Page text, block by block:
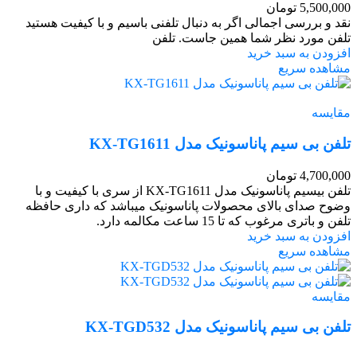
5,500,000 تومان
نقد و بررسی اجمالی اگر به دنبال تلفنی باسیم و با کیفیت هستید
تلفن مورد نظر شما همین‌ جاست. تلفن
افزودن به سبد خرید
مشاهده سریع
مقایسه
تلفن بی سیم پاناسونیک مدل KX-TG1611
4,700,000 تومان
تلفن بیسیم پاناسونیک مدل KX-TG1611 از سری با کیفیت و با
وضوح صدای بالای محصولات پاناسونیک میباشد که داری حافظه
تلفن و باتری مرغوب که تا 15 ساعت مکالمه دارد.
افزودن به سبد خرید
مشاهده سریع
مقایسه
تلفن بی سیم پاناسونیک مدل KX-TGD532